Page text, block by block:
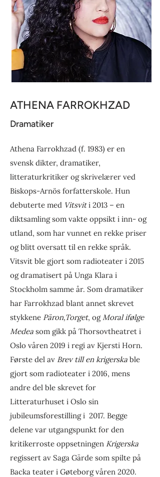
ATHENA FARROKHZAD
Dramatiker
Athena Farrokhzad (f. 1983) er en
svensk dikter, dramatiker,
litteraturkritiker og skrivelærer ved
Biskops-Arnös forfatterskole. Hun
debuterte med Vitsviti 2013 – en
diktsamling som vakte oppsikt i inn- og
utland, som har vunnet en rekke priser
og blitt oversatt til en rekke språk.
Vitsvit ble gjort som radioteater i 2015
og dramatisert på Unga Klara i
Stockholm samme år. Som dramatiker
har Farrokhzad blant annet skrevet
stykkene Päron,Torget, ogMoral ifølge
Medea som gikk på Thorsovtheatret i
Oslo våren 2019 i regi av Kjersti Horn.
Første del av Brev till en krigerska ble
gjort som radioteater i 2016, mens
andre del ble skrevet for
Litteraturhuset i Oslo sin
jubileumsforestilling i 2017. Begge
delene var utgangspunkt for den
kritikerroste oppsetningen Krigerska
regissert av Saga Gärde som spilte på
Backa teater i Gøteborg våren 2020.